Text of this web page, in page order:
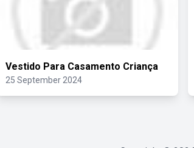
Vestido Para Casamento Criança
25 September 2024